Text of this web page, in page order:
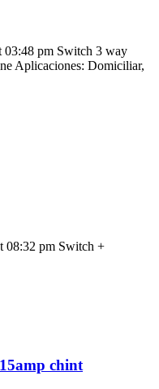
03:48 pm Switch 3 way
Aplicaciones: Domiciliar,
08:32 pm Switch +
chint